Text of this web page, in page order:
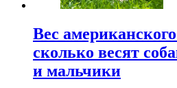
Вес
сколько весят
и мальчики